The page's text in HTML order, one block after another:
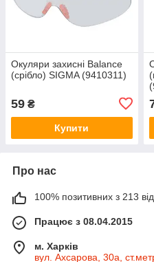
Окуляри захисні Balance
(срібло) SIGMA (9410311)
59 ₴
Купити
Про нас
100% позитивних з 213
Працює з 08.04.2015
м. Харків
вул. Ахсарова, 30а,